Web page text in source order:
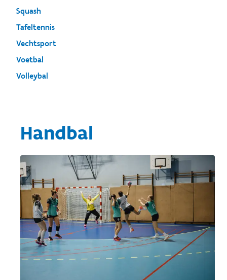
Squash
Tafeltennis
Vechtsport
Voetbal
Volleybal
Handbal